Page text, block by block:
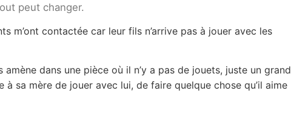
peut changer.
m’ont contactée car leur fils n’arrive pas à jouer avec les
dans une pièce où il n’y a pas de jouets, juste un grand
sa mère de jouer avec lui, de faire quelque chose qu’il aime